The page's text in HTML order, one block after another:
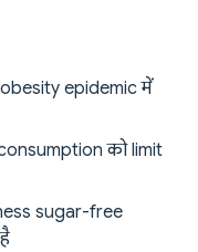
epidemic में
को limit
sugar-free